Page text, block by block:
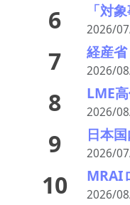
6 2026/
7 2026/
8 2026/
9 2026/
10 2026/